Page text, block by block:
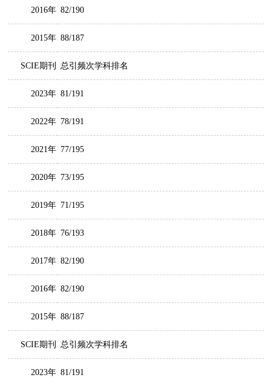
2016年 82/190
2015年 88/187
SCIE期刊 总引频次学科排名
2023年 81/191
2022年 78/191
2021年 77/195
2020年 73/195
2019年 71/195
2018年 76/193
2017年 82/190
2016年 82/190
2015年 88/187
SCIE期刊 总引频次学科排名
2023年 81/191